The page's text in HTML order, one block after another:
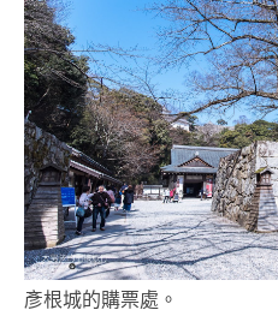
彥根城的購票處。